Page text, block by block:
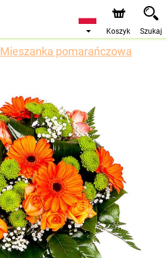
Koszyk Szukaj
Mieszanka pomarańczowa